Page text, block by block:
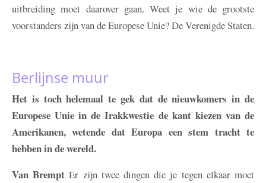
uitbreiding moet daarover gaan. Weet je wie de grootste
voorstanders zijn van de Europese Unie? De Verenigde Staten.
Berlijnse muur
Het is toch helemaal te gek dat de nieuwkomers in de
Europese Unie in de Irakkwestie de kant kiezen van de
Amerikanen, wetende dat Europa een stem tracht te
hebben in de wereld.
Van Brempt Er zijn twee dingen die je tegen elkaar moet